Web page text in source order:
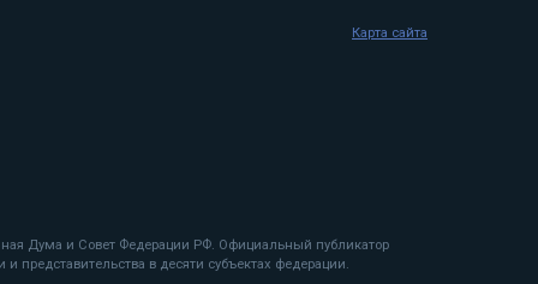
Дума и Совет Федерации РФ. Официальный публикатор
представительства в десяти субъектах федерации.
Карта сайта